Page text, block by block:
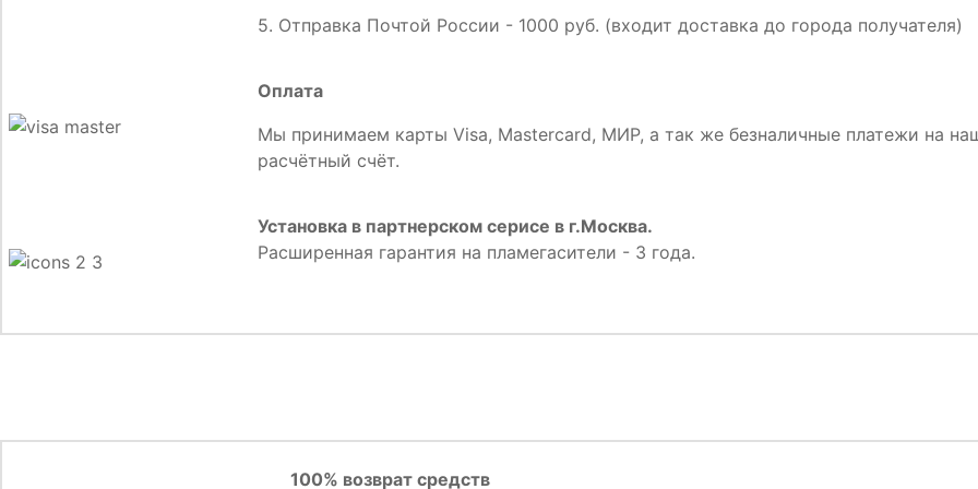
5. Отправка Почтой России - 1000 руб. (входит доставка до города получателя)
Оплата
Мы принимаем карты Visa, Mastercard, МИР, а так же безналичные платежи на
расчётный счёт.
Установка в партнерском серисе в г.Москва.
Расширенная гарантия на пламегасители - 3 года.
100% возврат средств